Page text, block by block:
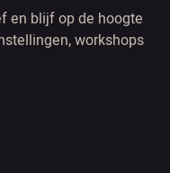
en blijf op de hoogte
workshops